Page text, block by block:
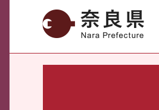
奈良県